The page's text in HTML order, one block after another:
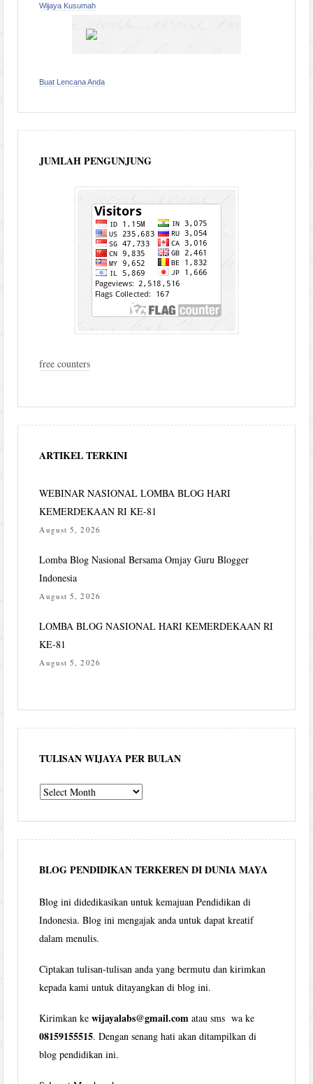
Wijaya Kusumah
Buat Lencana Anda
JUMLAH PENGUNJUNG
free counters
ARTIKEL TERKINI
WEBINAR NASIONAL LOMBA BLOG HARI
KEMERDEKAAN RI KE-81
August 5, 2026
Lomba Blog Nasional Bersama Omjay Guru Blogger
Indonesia
August 5, 2026
LOMBA BLOG NASIONAL HARI KEMERDEKAAN RI
KE-81
August 5, 2026
TULISAN WIJAYA PER BULAN
Tulisan
per
bulan
BLOG PENDIDIKAN TERKEREN DI DUNIA MAYA
Blog ini didedikasikan untuk kemajuan Pendidikan di
Indonesia. Blog ini mengajak anda untuk dapat kreatif
dalam menulis.
Ciptakan tulisan-tulisan anda yang bermutu dan kirimkan
kepada kami untuk ditayangkan di blog ini.
Kirimkan kewijayalabs@gmail.com atau sms wa ke
08159155515. Dengan senang hati akan ditampilkan di
blog pendidikan ini.